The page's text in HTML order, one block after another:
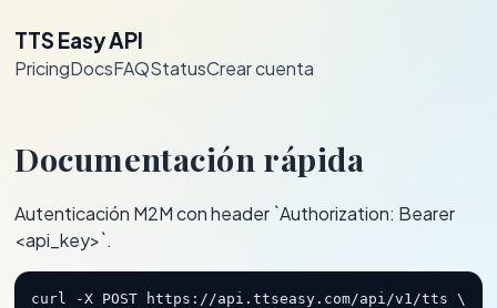
TTS Easy API
PricingDocsFAQStatusCrear cuenta
Documentación rápida
Autenticación M2M con header `Authorization: Bearer
<api_key>`.
curl -X POST https://api.ttseasy.com/api/v1/tts \